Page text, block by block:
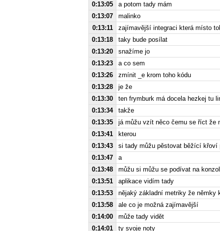
0:13:05
a potom tady mám
0:13:07
malinko
0:13:11
zajímavější integraci která místo
0:13:18
taky bude posílat
0:13:20
snažíme jo
0:13:23
a co sem
0:13:26
zmínit _e krom toho kódu
0:13:28
je že
0:13:30
ten frymburk má docela hezkej tu
0:13:34
takže
0:13:35
já můžu vzít něco čemu se říct že
0:13:41
kterou
0:13:43
si tady můžu pěstovat běžící křoví
0:13:47
a
0:13:48
můžu si můžu se podívat na
0:13:51
aplikace vidím tady
0:13:53
nějaký základní metriky že němky
0:13:58
ale co je možná zajímavější
0:14:00
může tady vidět
0:14:01
ty svoje noty